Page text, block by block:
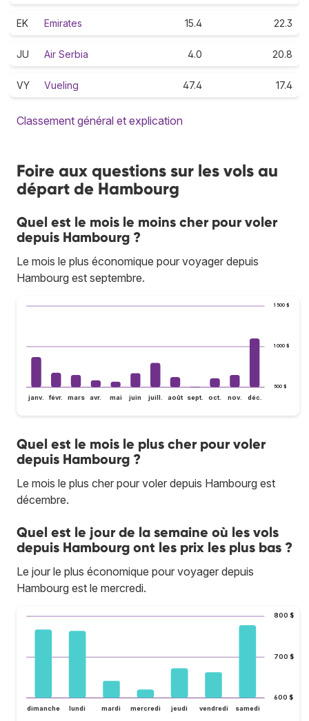
EK Emirates 15.4 22.3
JU Air Serbia 4.0 20.8
VY Vueling 47.4 17.4
Classement général et explication
Foire aux questions sur les vols au
départ de Hambourg
Quel est le mois le moins cher pour voler
depuis Hambourg ?
Le mois le plus économique pour voyager depuis
Hambourg est septembre.
500 $
1 000 $
1 500 $
janv. févr. mars avr. mai juin juill. août sept. oct. nov. déc.
Quel est le mois le plus cher pour voler
depuis Hambourg ?
Le mois le plus cher pour voler depuis Hambourg est
décembre.
Quel est le jour de la semaine où les vols
depuis Hambourg ont les prix les plus bas ?
Le jour le plus économique pour voyager depuis
Hambourg est le mercredi.
600 $
700 $
800 $
dimanche lundi mardi mercredi jeudi vendredi samedi